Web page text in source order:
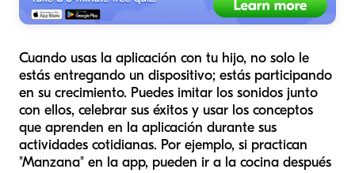
Cuando usas la aplicación con tu hijo, no solo le
estás entregando un dispositivo; estás participando
en su crecimiento. Puedes imitar los sonidos junto
con ellos, celebrar sus éxitos y usar los conceptos
que aprenden en la aplicación durante sus
actividades cotidianas. Por ejemplo, si practican
"Manzana" en la app, pueden ir a la cocina después